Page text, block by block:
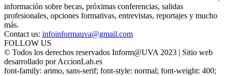
información sobre becas, próximas conferencias, salidas
profesionales, opciones formativas, entrevistas, reportajes y mucho
más.
Contact us: infoinformauva@gmail.com
FOLLOW US
© Todos los derechos reservados Inform@UVA 2023 | Sitio web
desarrollado por AccionLab.es
font-family: arimo, sans-serif; font-style: normal; font-weight: 400;